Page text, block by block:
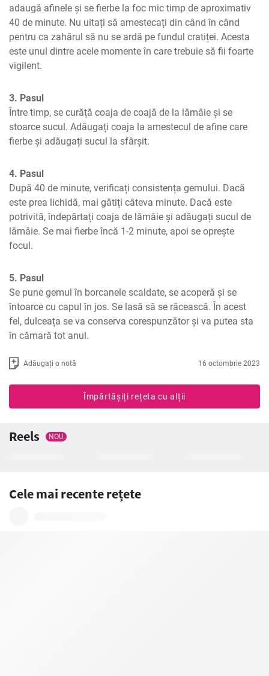
adaugă afinele și se fierbe la foc mic timp de aproximativ
40 de minute. Nu uitați să amestecați din când în când
pentru ca zahărul să nu se ardă pe fundul cratiței. Acesta
este unul dintre acele momente în care trebuie să fii foarte
vigilent.
3. Pasul
Între timp, se curăță coaja de coajă de la lămâie și se
stoarce sucul. Adăugați coaja la amestecul de afine care
fierbe și adăugați sucul la sfârșit.
4. Pasul
După 40 de minute, verificați consistența gemului. Dacă
este prea lichidă, mai gătiți câteva minute. Dacă este
potrivită, îndepărtați coaja de lămâie și adăugați sucul de
lămâie. Se mai fierbe încă 1-2 minute, apoi se oprește
focul.
5. Pasul
Se pune gemul în borcanele scaldate, se acoperă și se
întoarce cu capul în jos. Se lasă să se răcească. În acest
fel, dulceața se va conserva corespunzător și va putea sta
în cămară tot anul.
Adăugați o notă 16 octombrie 2023
Împărtășiți rețeta cu alții
Reels NOU
Cele mai recente rețete